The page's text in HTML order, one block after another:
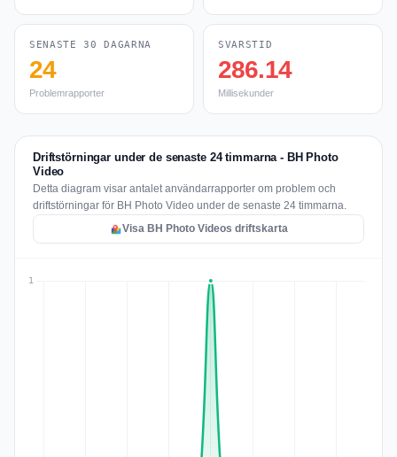
SENASTE 30 DAGARNA
24
Problemrapporter
SVARSTID
286.14
Millisekunder
Driftstörningar under de senaste 24 timmarna - BH Photo
Video
Detta diagram visar antalet användarrapporter om problem och
driftstörningar för BH Photo Video under de senaste 24 timmarna.
Visa BH Photo Videos driftskarta